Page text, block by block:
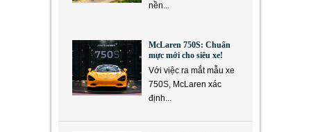
nền...
McLaren 750S: Chuẩn
mực mới cho siêu xe!
Với việc ra mắt mẫu xe
750S, McLaren xác
định...